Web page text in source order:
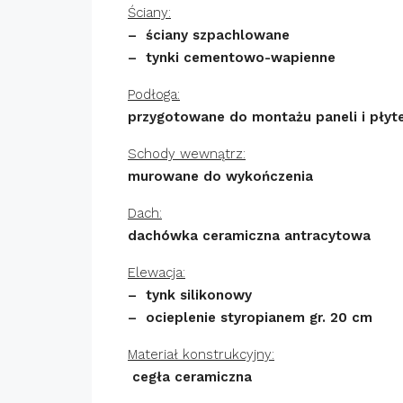
Ściany:
– ściany szpachlowane
– tynki cementowo-wapienne
Podłoga:
przygotowane do montażu paneli i
Schody wewnątrz:
murowane do wykończenia
Dach:
dachówka ceramiczna antracytowa
Elewacja:
– tynk silikonowy
– ocieplenie styropianem gr. 20 cm
Materiał konstrukcyjny:
cegła ceramiczna